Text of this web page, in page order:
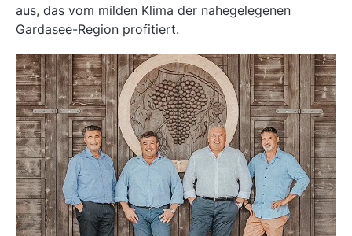
aus, das vom milden Klima der nahegelegenen
Gardasee-Region profitiert.